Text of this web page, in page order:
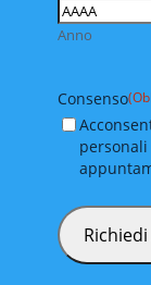
Anno
Consenso